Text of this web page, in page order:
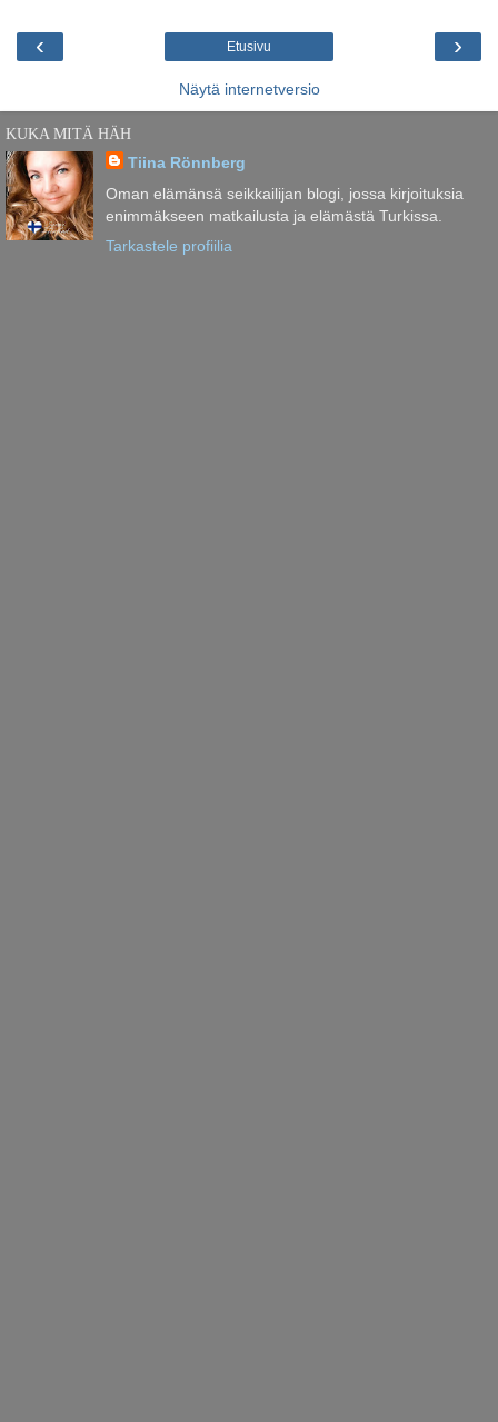
‹ ›
Etusivu
Näytä internetversio
KUKA MITÄ HÄH
Tiina Rönnberg
Oman elämänsä seikkailijan blogi, jossa kirjoituksia
enimmäkseen matkailusta ja elämästä Turkissa.
Tarkastele profiilia